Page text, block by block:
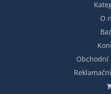
O
Obchodní